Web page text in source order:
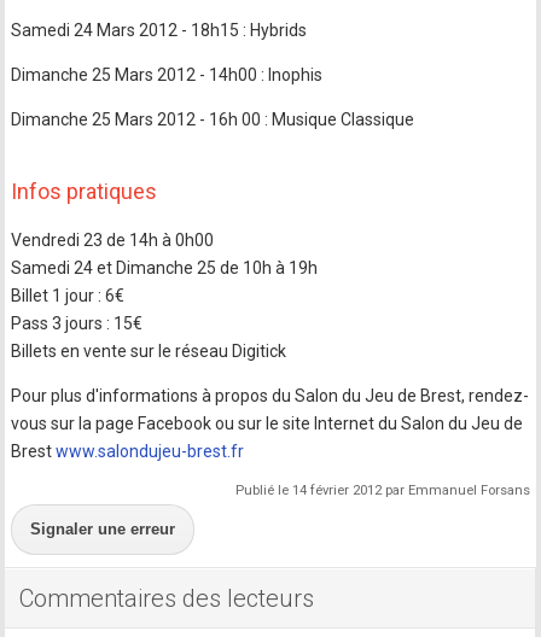
Samedi 24 Mars 2012 - 18h15 : Hybrids
Dimanche 25 Mars 2012 - 14h00 : Inophis
Dimanche 25 Mars 2012 - 16h 00 : Musique Classique
Infos pratiques
Vendredi 23 de 14h à 0h00
Samedi 24 et Dimanche 25 de 10h à 19h
Billet 1 jour : 6€
Pass 3 jours : 15€
Billets en vente sur le réseau Digitick
Pour plus d'informations à propos du Salon du Jeu de Brest, rendez-
vous sur la page Facebook ou sur le site Internet du Salon du Jeu de
Brestwww.salondujeu-brest.fr
Publié le 14 février 2012 par Emmanuel Forsans
Signaler une erreur
Commentaires des lecteurs